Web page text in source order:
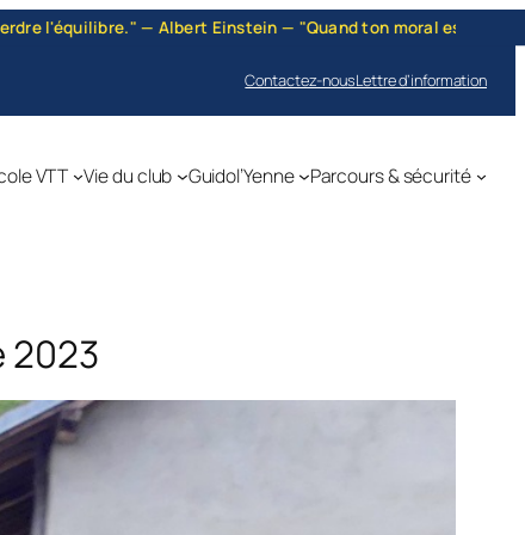
est bas, quand le jour te paraît sombre, … grimpe sur un
Contactez-nousLettre d’information
VTT Vie du club Guidol’Yenne Parcours & sécurité
2023